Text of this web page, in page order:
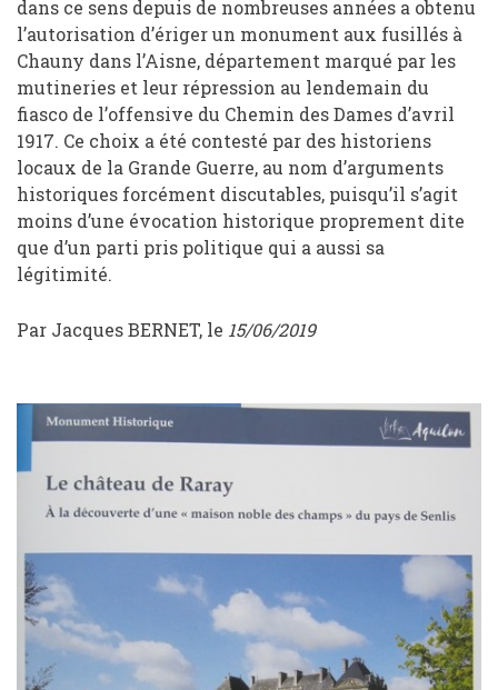
dans ce sens depuis de nombreuses années a obtenu
l’autorisation d’ériger un monument aux fusillés à
Chauny dans l’Aisne, département marqué par les
mutineries et leur répression au lendemain du
fiasco de l’offensive du Chemin des Dames d’avril
1917. Ce choix a été contesté par des historiens
locaux de la Grande Guerre, au nom d’arguments
historiques forcément discutables, puisqu’il s’agit
moins d’une évocation historique proprement dite
que d’un parti pris politique qui a aussi sa
légitimité.
Par Jacques BERNET, le 15/06/2019